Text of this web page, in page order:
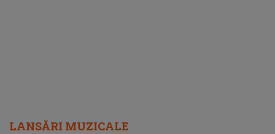
LANSĂRI MUZICALE